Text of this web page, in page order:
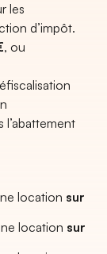
les
d’impôt.
, ou
location sur
location sur